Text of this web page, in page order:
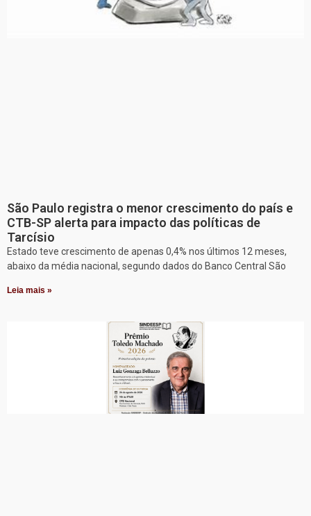
São Paulo registra o menor crescimento do país e
CTB-SP alerta para impacto das políticas de
Tarcísio
Estado teve crescimento de apenas 0,4% nos últimos 12 meses,
abaixo da média nacional, segundo dados do Banco Central São
Leia mais »